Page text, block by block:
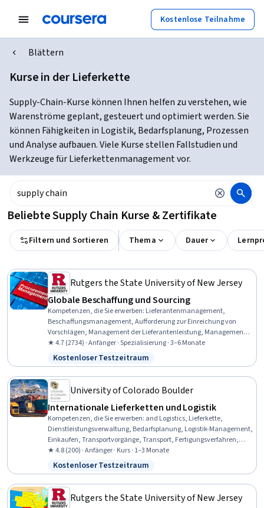
Kostenlose Teilnahme
Blättern
Kurse in der Lieferkette
Supply-Chain-Kurse können Ihnen helfen zu verstehen, wie
Warenströme geplant, gesteuert und optimiert werden. Sie
können Fähigkeiten in Logistik, Bedarfsplanung, Prozessen
und Analyse aufbauen. Viele Kurse stellen Fallstudien und
Werkzeuge für Lieferkettenmanagement vor.
Beliebte Supply Chain Kurse & Zertifikate
Filtern und Sortieren Thema Dauer
Rutgers the State University of New Jersey
Globale Beschaffung und Sourcing
Kompetenzen, die Sie erwerben: Lieferantenmanagement,
Beschaffungsmanagement, Aufforderung zur Einreichung von
Vorschlägen, Management der Lieferantenleistung, Management
der Lieferantenbeziehungen, Strategische Beschaffung,
Risikomanagement für Lieferanten, Stakeholder-Management,
Vertragsmanagement, Anfrage für ein Angebot (RFQ), Verhandlung,
Management der Lieferantenbeziehungen, Einkaufen,
Marktanalyse, Lieferanten-Management, Preisverhandlung,
Fallstudien, Qualitätsmanagement für Lieferanten, Beschaffung,
Vertragsverhandlung
★ 4.7 (2734) · Anfänger · Spezialisierung · 3–6 Monate
Status: Kostenloser Testzeitraum
Kostenloser Testzeitraum
University of Colorado Boulder
Internationale Lieferketten und Logistik
Kompetenzen, die Sie erwerben: and Logistics, Lieferkette,
Dienstleistungsverwaltung, Bedarfsplanung, Logistik-Management,
Einkaufen, Transportvorgänge, Transport, Fertigungsverfahren,
Planung der Lieferkette
★ 4.8 (200) · Anfänger · Kurs · 1–3 Monate
Status: Kostenloser Testzeitraum
Kostenloser Testzeitraum
Rutgers the State University of New Jersey